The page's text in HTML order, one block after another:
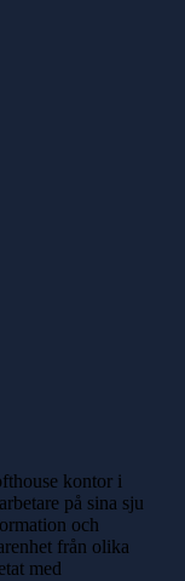
kontor i
på sina sju
och
från olika
med